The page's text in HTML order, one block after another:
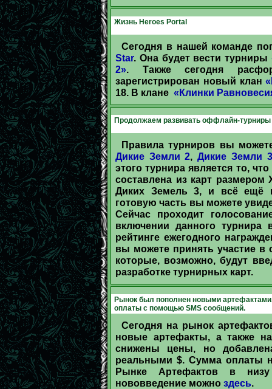
Жизнь Heroes Portal
Сегодня в нашей команде
Star. Она будет вести турниры
2». Также сегодня
зарегистрирован новый клан
18. В клане «Клинки
Продолжаем развивать оффлайн-
Правила турниров вы
Дикие Земли 2,Дикие Земли 3
этого турнира является то,
составлена из карт размером
Диких Земель 3, и всё ещё
готовую часть вы можете
Сейчас проходит
включении данного турнира
рейтинге ежегодного
вы можете принять участие в
которые, возможно, будут
разработке турнирных карт.
Рынок был пополнен новыми
оплаты с помощью SMS сообщений.
Сегодня на рынок
новые артефакты, а также
снижены цены, но
реальными $. Сумма оплаты
Рынке Артефактов в низу
нововведение можно здесь.